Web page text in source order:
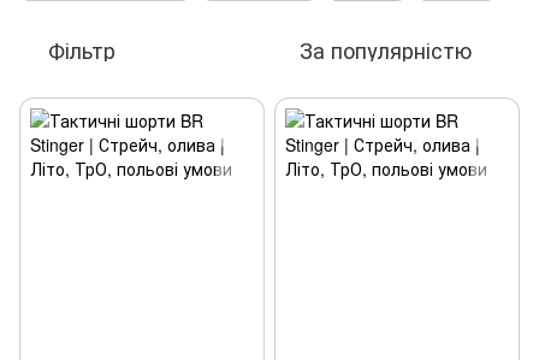
Фільтр За популярністю